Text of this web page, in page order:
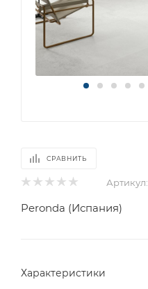
СРАВНИТЬ
Артикул:
Peronda (Испания)
Характеристики